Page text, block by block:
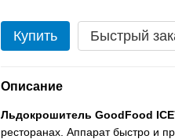
Купить Быстрый
Описание
Льдокрошитель GoodFood
ресторанах. Аппарат быстро и